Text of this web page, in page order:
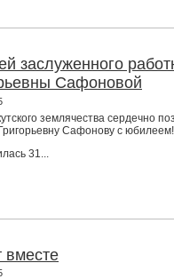
заслуженного
Сафоновой
землячества сердечно
Сафонову с юбилеем!
31...
вместе